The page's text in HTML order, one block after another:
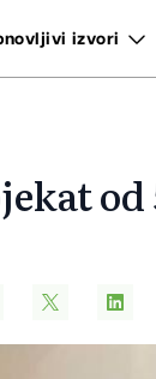
izvori
od